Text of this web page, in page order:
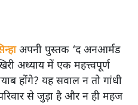
अपनी पुस्तक ‘द अनआर्मड
अध्याय में एक महत्त्वपूर्ण
होंगे? यह सवाल न तो गांधी
से जुड़ा है और न ही महज